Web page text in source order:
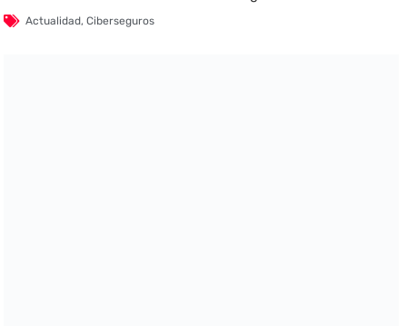
Actualidad,Ciberseguros